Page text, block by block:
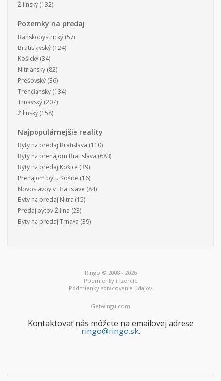
Žilinský (132)
Pozemky na predaj
Banskobystrický (57)
Bratislavský (124)
Košický (34)
Nitriansky (82)
Prešovský (36)
Trenčiansky (134)
Trnavský (207)
Žilinský (158)
Najpopulárnejšie reality
Byty na predaj Bratislava (110)
Byty na prenájom Bratislava (683)
Byty na predaj Košice (39)
Prenájom bytu Košice (16)
Novostavby v Bratislave (84)
Byty na predaj Nitra (15)
Predaj bytov Žilina (23)
Byty na predaj Trnava (39)
Ringo © 2008 - 2026
Podmienky inzercie
Podmienky spracovania údajov
Getwingu.com
Kontaktovať nás môžete na emailovej adrese
ringo@ringo.sk.